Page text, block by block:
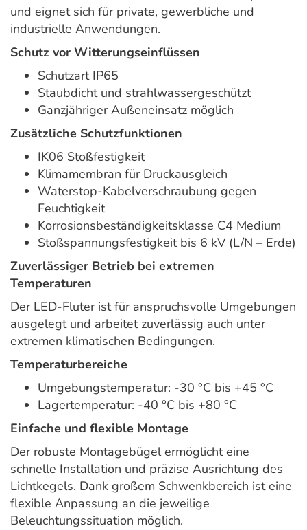
und eignet sich für private, gewerbliche und
industrielle Anwendungen.
Schutz vor Witterungseinflüssen
Schutzart IP65
Staubdicht und strahlwassergeschützt
Ganzjähriger Außeneinsatz möglich
Zusätzliche Schutzfunktionen
IK06 Stoßfestigkeit
Klimamembran für Druckausgleich
Waterstop-Kabelverschraubung gegen
Feuchtigkeit
Korrosionsbeständigkeitsklasse C4 Medium
Stoßspannungsfestigkeit bis 6 kV (L/N – Erde)
Zuverlässiger Betrieb bei extremen
Temperaturen
Der LED-Fluter ist für anspruchsvolle Umgebungen
ausgelegt und arbeitet zuverlässig auch unter
extremen klimatischen Bedingungen.
Temperaturbereiche
Umgebungstemperatur: -30 °C bis +45 °C
Lagertemperatur: -40 °C bis +80 °C
Einfache und flexible Montage
Der robuste Montagebügel ermöglicht eine
schnelle Installation und präzise Ausrichtung des
Lichtkegels. Dank großem Schwenkbereich ist eine
flexible Anpassung an die jeweilige
Beleuchtungssituation möglich.